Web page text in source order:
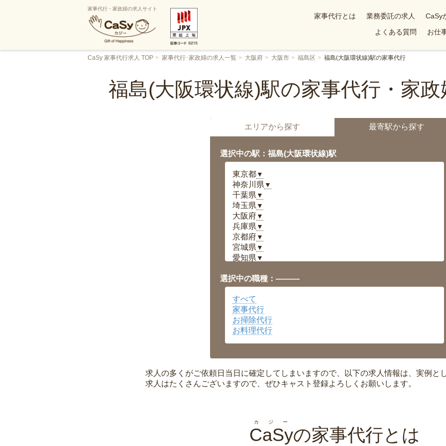
家事代行・家政婦の求人サイト
家事代行とは 業務委託の求人 CaSy
よくある質問
お仕
CaSy 家事代行求人 TOP 家事代行･家政婦の求人一覧 大阪府 大阪市 福島区 福島(大阪環状線)駅の家事代行
福島(大阪環状線)駅の家事代行・家
エリアから探す 最寄駅から探す
選択中の駅：福島(大阪環状線)駅
東京都▼
神奈川県 ▼
千葉県 ▼
埼玉県 ▼
大阪府▼
兵庫県 ▼
京都府▼
宮城県 ▼
愛知県 ▼
岡山県▼
広島県▼
沖縄県
選択中の職種：———
すべて
家事代行
お掃除代行
お料理代行
求人の多くがご依頼日当日に確定してしまいますので、以下の求人情報は、実例と
求人はたくさんございますので、ぜひキャスト登録よろしくお願いします。
CaSy
カジー
の家事代行とは